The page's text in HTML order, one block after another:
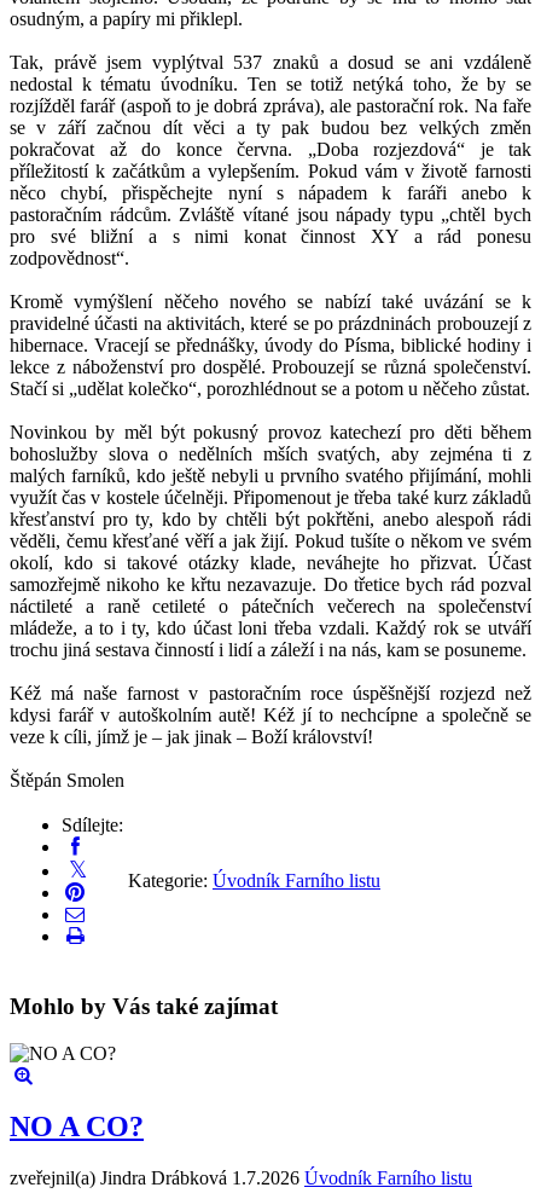
osudným, a papíry mi přiklepl.
Tak, právě jsem vyplýtval 537 znaků a dosud se ani vzdáleně
nedostal k tématu úvodníku. Ten se totiž netýká toho, že by se
rozjížděl farář (aspoň to je dobrá zpráva), ale pastorační rok. Na faře
se v září začnou dít věci a ty pak budou bez velkých změn
pokračovat až do konce června. „Doba rozjezdová“ je tak
příležitostí k začátkům a vylepšením. Pokud vám v životě farnosti
něco chybí, přispěchejte nyní s nápadem k faráři anebo k
pastoračním rádcům. Zvláště vítané jsou nápady typu „chtěl bych
pro své bližní a s nimi konat činnost XY a rád ponesu
zodpovědnost“.
Kromě vymýšlení něčeho nového se nabízí také uvázání se k
pravidelné účasti na aktivitách, které se po prázdninách probouzejí z
hibernace. Vracejí se přednášky, úvody do Písma, biblické hodiny i
lekce z náboženství pro dospělé. Probouzejí se různá společenství.
Stačí si „udělat kolečko“, porozhlédnout se a potom u něčeho zůstat.
Novinkou by měl být pokusný provoz katechezí pro děti během
bohoslužby slova o nedělních mších svatých, aby zejména ti z
malých farníků, kdo ještě nebyli u prvního svatého přijímání, mohli
využít čas v kostele účelněji. Připomenout je třeba také kurz základů
křesťanství pro ty, kdo by chtěli být pokřtěni, anebo alespoň rádi
věděli, čemu křesťané věří a jak žijí. Pokud tušíte o někom ve svém
okolí, kdo si takové otázky klade, neváhejte ho přizvat. Účast
samozřejmě nikoho ke křtu nezavazuje. Do třetice bych rád pozval
náctileté a raně cetileté o pátečních večerech na společenství
mládeže, a to i ty, kdo účast loni třeba vzdali. Každý rok se utváří
trochu jiná sestava činností i lidí a záleží i na nás, kam se posuneme.
Kéž má naše farnost v pastoračním roce úspěšnější rozjezd než
kdysi farář v autoškolním autě! Kéž jí to nechcípne a společně se
veze k cíli, jímž je – jak jinak – Boží království!
Štěpán Smolen
Sdílejte:
Kategorie: Úvodník Farního listu
Mohlo by Vás také zajímat
NO A CO?
zveřejnil(a) Jindra Drábková 1.7.2026 Úvodník Farního listu